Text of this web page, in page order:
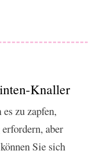
Knaller
zu zapfen,
aber
Sie sich